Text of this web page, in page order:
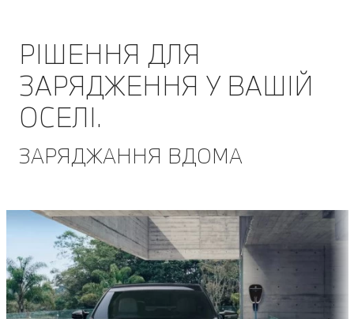
РІШЕННЯ ДЛЯ
ЗАРЯДЖЕННЯ У ВАШІЙ
ОСЕЛІ.
ЗАРЯДЖАННЯ ВДОМА